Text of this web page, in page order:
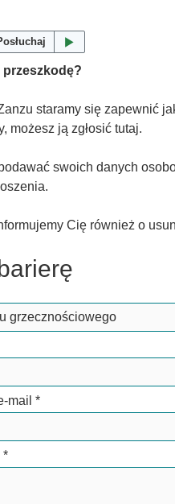
przeszkodę?
staramy się zapewnić
możesz ją zgłosić tutaj.
swoich danych
Cię również o
mail *
*